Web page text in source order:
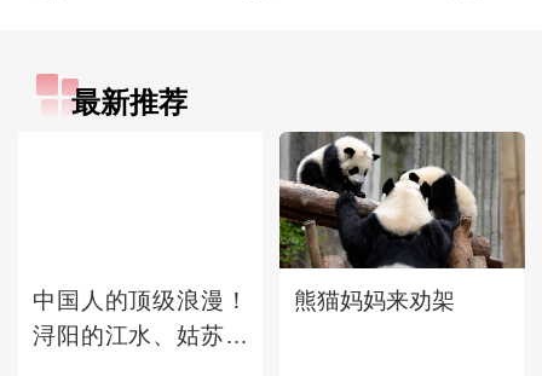
最新推荐
中国人的顶级浪漫！
浔阳的江水、姑苏的
熊猫妈妈来劝架